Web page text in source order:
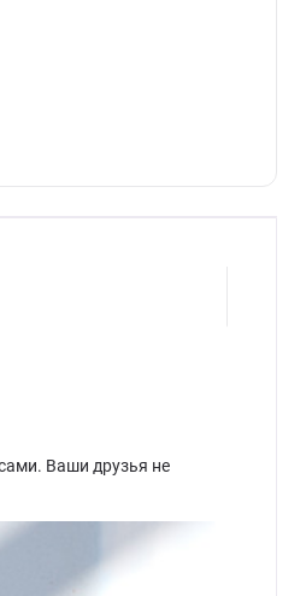
Ваши друзья не